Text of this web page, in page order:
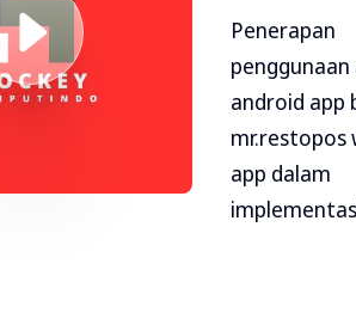
Penerapan
penggunaan
android app
mr.restopos
app dalam